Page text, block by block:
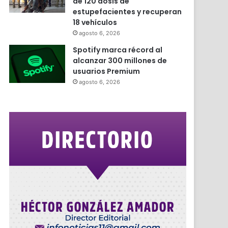
estupefacientes y recuperan
18 vehículos
agosto 6, 2026
Spotify marca récord al
alcanzar 300 millones de
usuarios Premium
agosto 6, 2026